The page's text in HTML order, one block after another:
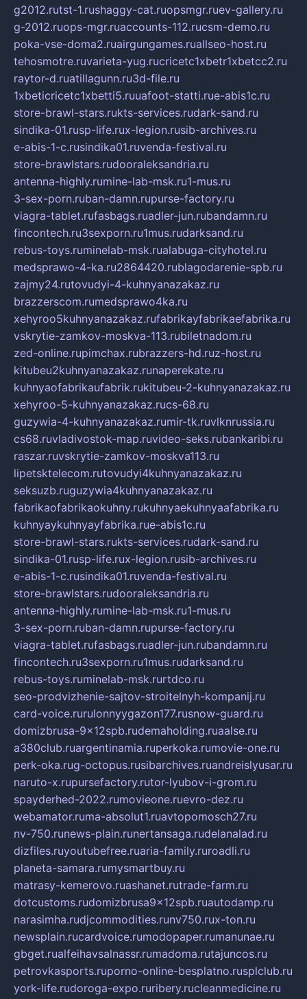
g2012.rutst-1.rushaggy-cat.ruopsmgr.ruev-gallery.ru
g-2012.ruops-mgr.ruaccounts-112.rucsm-demo.ru
poka-vse-doma2.ruairgungames.ruallseo-host.ru
tehosmotre.ruvarieta-yug.rucricetc1xbetr1xbetcc2.ru
raytor-d.ruatillagunn.ru3d-file.ru
1xbeticricetc1xbetti5.ruuafoot-statti.rue-abis1c.ru
store-brawl-stars.rukts-services.rudark-sand.ru
sindika-01.rusp-life.rux-legion.rusib-archives.ru
e-abis-1-c.rusindika01.ruvenda-festival.ru
store-brawlstars.rudooraleksandria.ru
antenna-highly.rumine-lab-msk.ru1-mus.ru
3-sex-porn.ruban-damn.rupurse-factory.ru
viagra-tablet.rufasbags.ruadler-jun.rubandamn.ru
fincontech.ru3sexporn.ru1mus.rudarksand.ru
rebus-toys.ruminelab-msk.rualabuga-cityhotel.ru
medsprawo-4-ka.ru2864420.rublagodarenie-spb.ru
zajmy24.rutovudyi-4-kuhnyanazakaz.ru
brazzerscom.rumedsprawo4ka.ru
xehyroo5kuhnyanazakaz.rufabrikayfabrikaefabrika.ru
vskrytie-zamkov-moskva-113.rubiletnadom.ru
zed-online.rupimchax.rubrazzers-hd.ruz-host.ru
kitubeu2kuhnyanazakaz.runaperekate.ru
kuhnyaofabrikaufabrik.rukitubeu-2-kuhnyanazakaz.ru
xehyroo-5-kuhnyanazakaz.rucs-68.ru
guzywia-4-kuhnyanazakaz.rumir-tk.ruvlknrussia.ru
cs68.ruvladivostok-map.ruvideo-seks.rubankaribi.ru
raszar.ruvskrytie-zamkov-moskva113.ru
lipetsktelecom.rutovudyi4kuhnyanazakaz.ru
seksuzb.ruguzywia4kuhnyanazakaz.ru
fabrikaofabrikaokuhny.rukuhnyaekuhnyaafabrika.ru
kuhnyaykuhnyayfabrika.rue-abis1c.ru
store-brawl-stars.rukts-services.rudark-sand.ru
sindika-01.rusp-life.rux-legion.rusib-archives.ru
e-abis-1-c.rusindika01.ruvenda-festival.ru
store-brawlstars.rudooraleksandria.ru
antenna-highly.rumine-lab-msk.ru1-mus.ru
3-sex-porn.ruban-damn.rupurse-factory.ru
viagra-tablet.rufasbags.ruadler-jun.rubandamn.ru
fincontech.ru3sexporn.ru1mus.rudarksand.ru
rebus-toys.ruminelab-msk.rurtdco.ru
seo-prodvizhenie-sajtov-stroitelnyh-kompanij.ru
card-voice.rurulonnyygazon177.rusnow-guard.ru
domizbrusa-9x12spb.rudemaholding.ruaalse.ru
a380club.ruargentinamia.ruperkoka.rumovie-one.ru
perk-oka.rug-octopus.rusibarchives.ruandreislyusar.ru
naruto-x.rupursefactory.rutor-lyubov-i-grom.ru
spayderhed-2022.rumovieone.ruevro-dez.ru
webamator.ruma-absolut1.ruavtopomosch27.ru
nv-750.runews-plain.runertansaga.rudelanalad.ru
dizfiles.ruyoutubefree.ruaria-family.ruroadli.ru
planeta-samara.rumysmartbuy.ru
matrasy-kemerovo.ruashanet.rutrade-farm.ru
dotcustoms.rudomizbrusa9x12spb.ruautodamp.ru
narasimha.rudjcommodities.runv750.rux-ton.ru
newsplain.rucardvoice.rumodopaper.rumanunae.ru
gbget.rualfeihavsalnassr.rumadoma.rutajuncos.ru
petrovkasports.ruporno-online-besplatno.rusplclub.ru
york-life.rudoroga-expo.ruribery.rucleanmedicine.ru